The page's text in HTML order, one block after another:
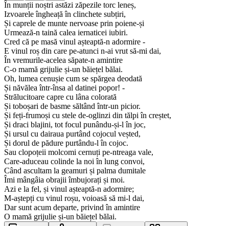
În munții noștri astăzi zăpezile torc leneș,
Izvoarele îngheață în clinchete subțiri,
Și caprele de munte nervoase prin poiene-și
Urmează-n taină calea iernaticei iubiri.
Cred că pe masă vinul așteaptă-n adormire -
E vinul roș din care pe-atunci n-ai vrut să-mi dai,
În vremurile-acelea săpate-n amintire
C-o mamă grijulie și-un băiețel bălai.
Oh, lumea cenușie cum se spărgea deodată
Și năvălea într-însa al datinei popor! -
Strălucitoare capre cu lâna colorată
Și toboșari de basme săltând într-un picior.
Și feți-frumoși cu stele de-oglinzi din tălpi în creștet,
Și draci blajini, tot focul punându-și-l în joc,
Și ursul cu dairaua purtând cojocul veșted,
Și dorul de pădure purtându-l în cojoc.
Sau clopoțeii molcomi cernuți pe-ntreaga vale,
Care-aduceau colinde la noi în lung convoi,
Când ascultam la geamuri și palma dumitale
Îmi mângâia obrajii îmbujorați și moi.
Azi e la fel, și vinul așteaptă-n adormire;
M-aștepți cu vinul roșu, voioasă să mi-l dai,
Dar sunt acum departe, privind în amintire
O mamă grijulie și-un băiețel bălai.